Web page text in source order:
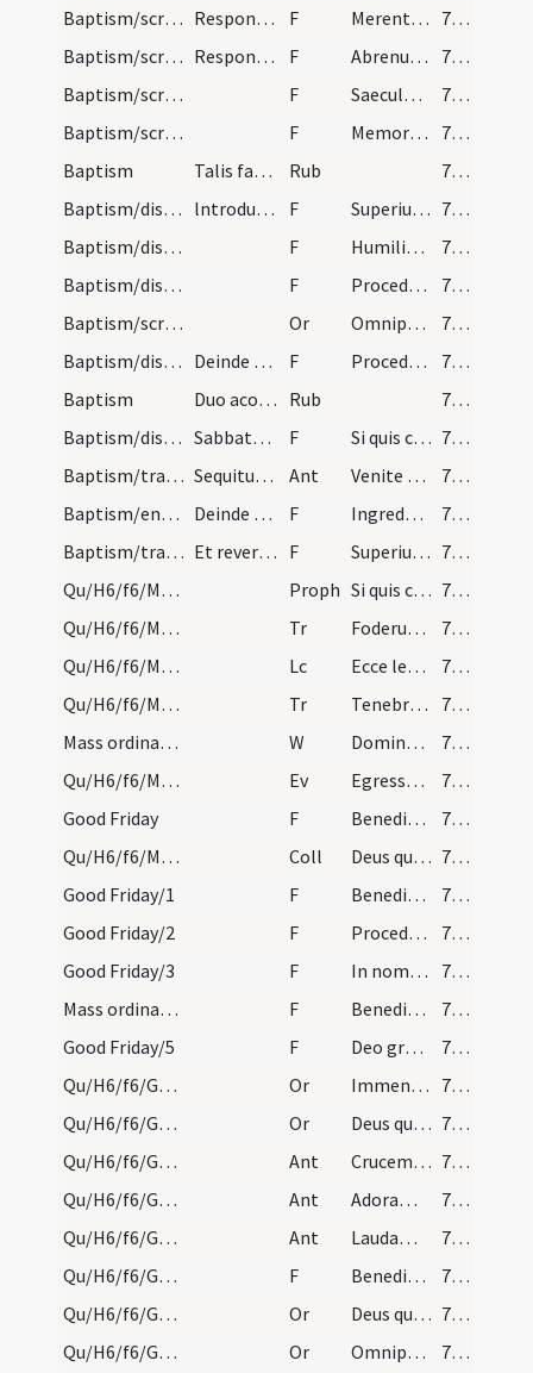
Baptism/scrutiny
Respondit Merentur. F Merentur a parentibus suis?
772
Baptism/scrutiny
Respondit Abrenuntiant. Saeculo et pompis eius? A… F Abrenuntiant diabolo et operibus eius?
772
Baptism/scrutiny
F Saeculo et pompis eius.
772
Baptism/scrutiny
F Memores estote verborum vestrorum ut a vobis numquam abscedant.
772
Baptism
Talis faciendum est in sabbatis de Caeco et de La… Rub
772
Baptism/dismissal
lntroducti et signati portentur ante altare. Salu… F Superius vos fideles. Orate competentes. Cervicem flectite.
772
Baptism/dismissal
F Humiliate vos ad benedictionem.
772
Baptism/dismissal
F Procedant competentes.
772
Baptism/scrutiny
Or Omnipotens sempiterne Deus respice ... pervenire mereatur.
772
Baptism/dismissal
Deinde dicat diaconus. F Procedant competentes.
772
Baptism
Duo acolyti similiter. Mane ad missam post evange… Rub
772
Baptism/dismissal
Sabbato quinto in Traditione Symboli post missam… F Si quis catechumenus procedat
773 (170)
Baptism/traditio symboli
Sequitur alta voce tunc magister cantorum incipit. Ant Venite filii
773 (170)
Baptism/entrance
Deinde archiepiscopus vadit in secretarium necnon… F Ingredere filii in domum Domini audi patrem tuum docentem te viam scientiae.
773 (170)
Baptism/traditio symboli
Et revertendo similiter erant tribus vicibus seu… F Superius vos fideles. Orate competentes. Cervicem flectite.
773 (170)
Qu/H6/f6/M2/Mass Propers
Proph Si quis captivum duxerit gigantem (Is 52)
788
Qu/H6/f6/M2/Mass Propers/1
Tr Foderunt manus meas
788
Qu/H6/f6/M2/Mass Propers
Lc Ecce levo ad populum manum meam (Is 53)
788
Qu/H6/f6/M2/Mass Propers/2
Tr Tenebrae factae sunt super universam terram
789 (186)
Mass ordinary/oration dialogue
W Dominus vobiscum
789 (186)
Qu/H6/f6/M2/Mass Propers
Ev Egressus est Iesus
789 (186)
Good Friday
F Benedictus Dominus qui vivit et regnat
790 (187)
Qu/H6/f6/M2/Mass Propers
Coll Deus qui pro redemptione nostra accepisti sanguinem Christi ... contagia vetustatis.
790 (187)
Good Friday/1
F Benedicat et exaudiat nos Deus
790 (187)
Good Friday/2
F Procedamus cum pace
790 (187)
Good Friday/3
F In nomine Christi
790 (187)
Mass ordinary/dismissal/4
F Benedicamus Domino
790 (187)
Good Friday/5
F Deo gratias
790 (187)
Qu/H6/f6/Good Friday/adoration/1
Or Immensa pietas Dei ... esse concede
790 (187)
Qu/H6/f6/Good Friday/adoration/2
Or Deus qui Unigeniti ... pretioso sanguine
790 (187)
Qu/H6/f6/Good Friday/adoration/1
Ant Crucem tuam adoramus Domine
790 (187)
Qu/H6/f6/Good Friday/adoration/2
Ant Adoramus Crucem tuam
790 (187)
Qu/H6/f6/Good Friday/adoration/3
Ant Laudamus te Christe et benedicimus tibi
791 (188)
Qu/H6/f6/Good Friday/adoration/1
F Benedictus Dominus qui vivit et regnat
791 (188)
Qu/H6/f6/Good Friday/adoration/3
Or Deus qui humano generi ad imitandum
791 (188)
Qu/H6/f6/Good Friday/adoration/4
Or Omnipotens sempiterne Deus qui omnium operum ... immolatus est Christus 791 (188)